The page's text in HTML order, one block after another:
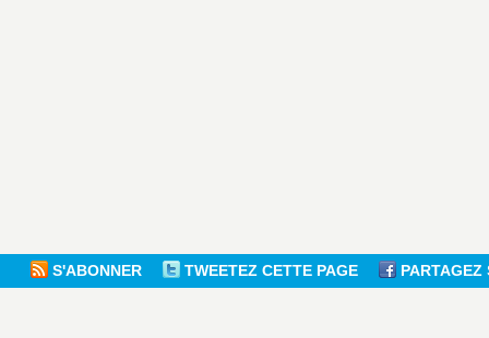
S'ABONNER TWEETEZ CETTE PAGE PARTAGEZ